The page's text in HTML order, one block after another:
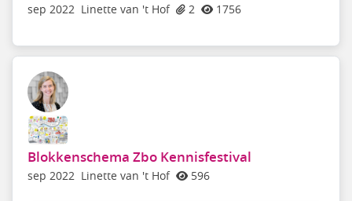
sep 2022 Linette van 't Hof 2 1756
Blokkenschema Zbo Kennisfestival
sep 2022 Linette van 't Hof 596